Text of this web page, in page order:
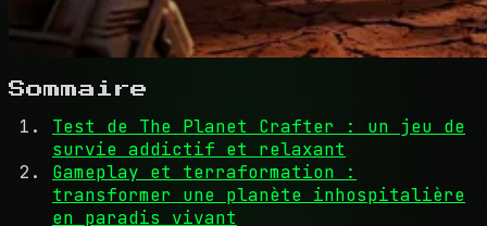
Sommaire
Test de The Planet Crafter : un jeu de
survie addictif et relaxant
Gameplay et terraformation :
transformer une planète inhospitalière
en paradis vivant